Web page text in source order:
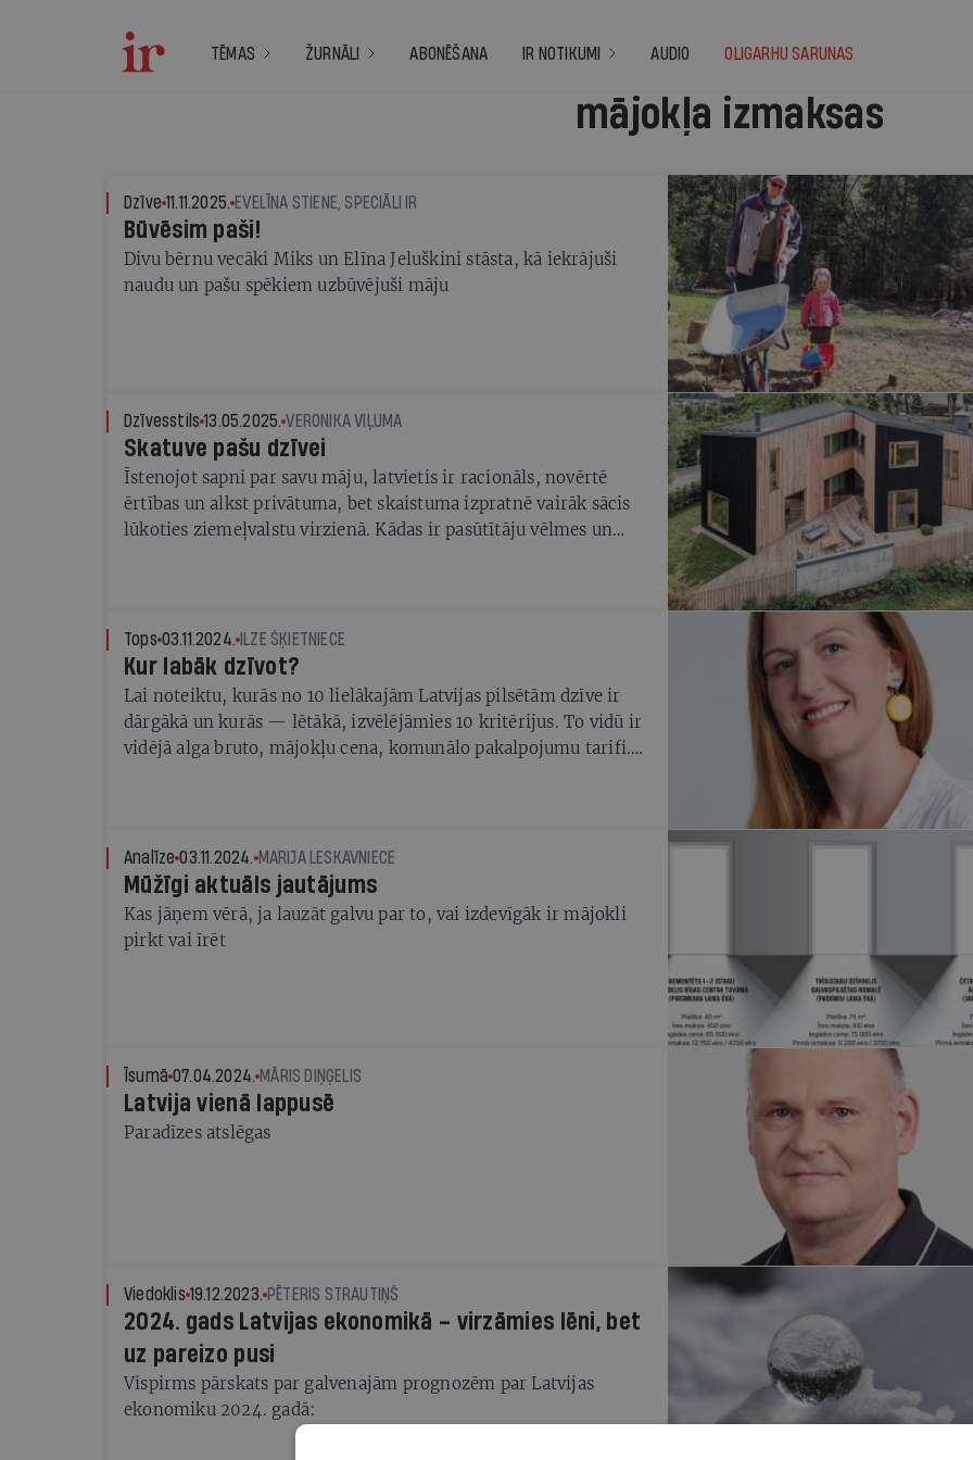
TĒMAS ŽURNĀLI ABONĒŠANA IR NOTIKUMI AUDIO OLIGARHU SARUNAS
mājokļa izmaksas
Dzīve 11.11.2025. EVELĪNA STIENE, SPECIĀLI IR
Būvēsim paši!
Divu bērnu vecāki Miks un Elīna Jeluškini stāsta, kā iekrājuši
naudu un pašu spēkiem uzbūvējuši māju
Dzīvesstils 13.05.2025. VERONIKA VIĻUMA
Skatuve pašu dzīvei
Īstenojot sapni par savu māju, latvietis ir racionāls, novērtē
ērtības un alkst privātuma, bet skaistuma izpratnē vairāk sācis
lūkoties ziemeļvalstu virzienā. Kādas ir pasūtītāju vēlmes un
Tops 03.11.2024. ILZE ŠĶIETNIECE
Kur labāk dzīvot?
Lai noteiktu, kurās no 10 lielākajām Latvijas pilsētām dzīve ir
dārgākā un kurās — lētākā, izvēlējāmies 10 kritērijus. To vidū ir
vidējā alga bruto, mājokļu cena, komunālo pakalpojumu tarifi.
jāšķiras par tasīti kafijas ar pienu
Analīze 03.11.2024. MARIJA LESKAVNIECE
Mūžīgi aktuāls jautājums
Kas jāņem vērā, ja lauzāt galvu par to, vai izdevīgāk ir mājokli
pirkt vai īrēt
Īsumā 07.04.2024. MĀRIS DIŅĢELIS
Latvija vienā lappusē
Paradīzes atslēgas
Viedoklis 19.12.2023. PĒTERIS STRAUTIŅŠ
2024. gads Latvijas ekonomikā – virzāmies lēni, bet
uz pareizo pusi
Vispirms pārskats par galvenajām prognozēm par Latvijas
ekonomiku 2024. gadā: